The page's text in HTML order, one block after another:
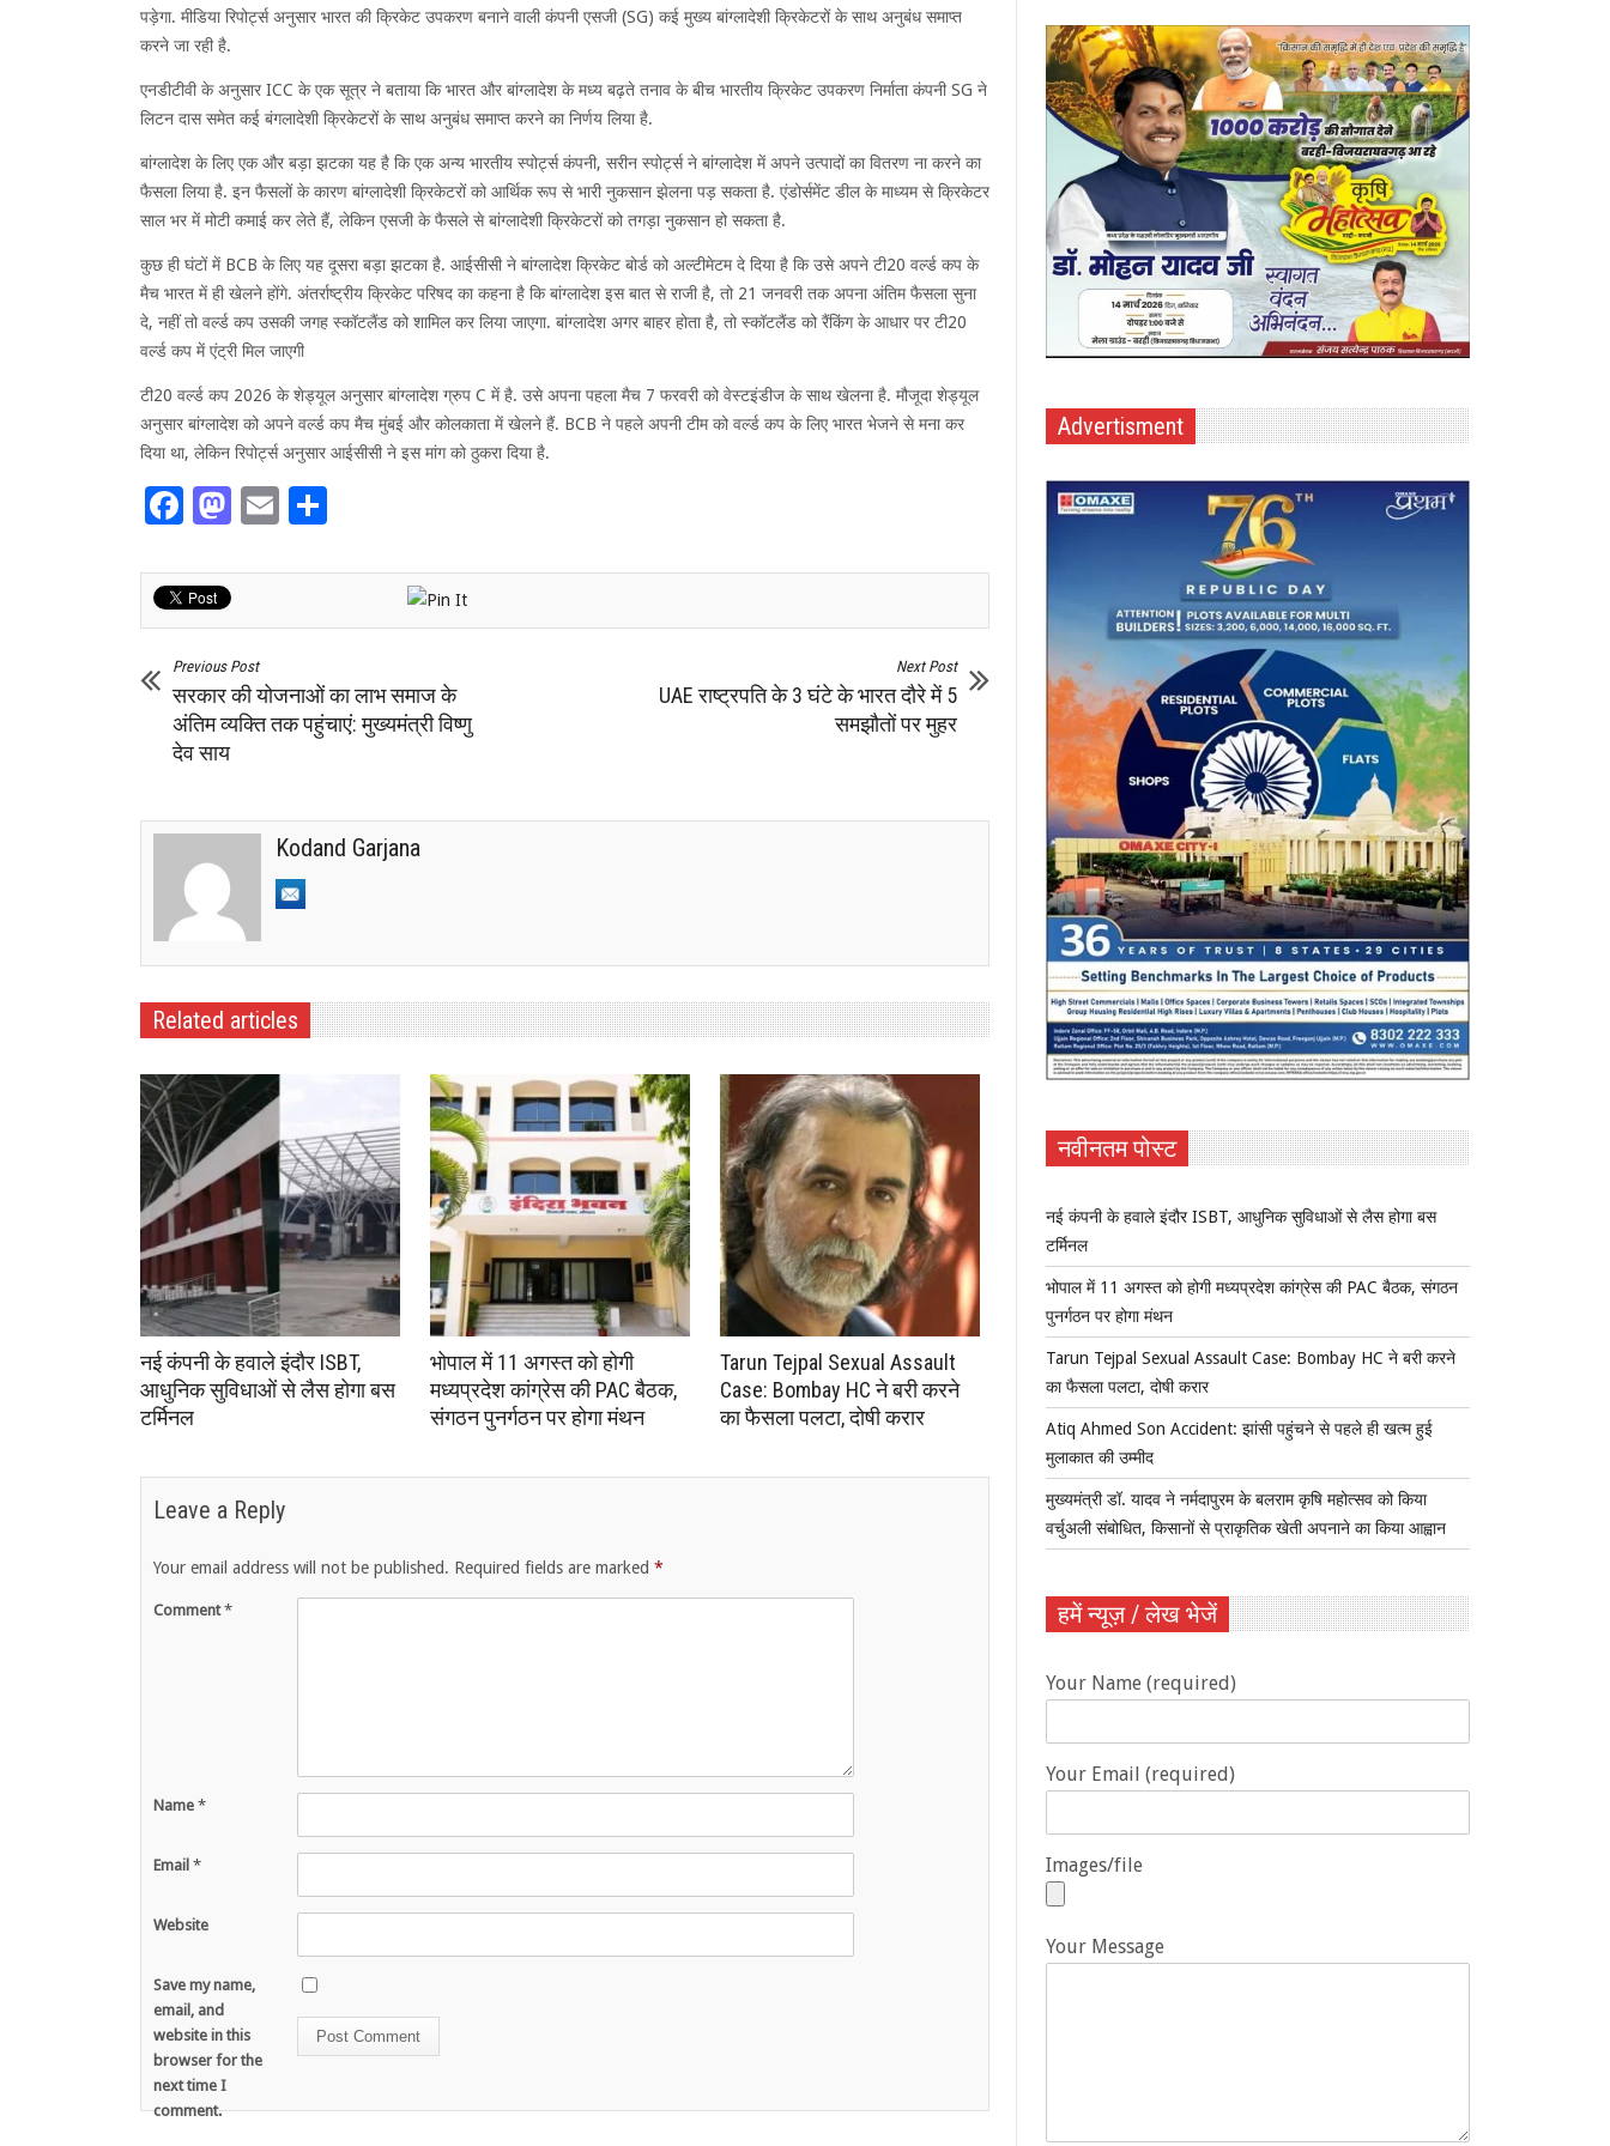
पड़ेगा. मीडिया रिपोर्ट्स अनुसार भारत की क्रिकेट उपकरण बनाने वाली कंपनी एसजी (SG) कई मुख्य बांग्लादेशी क्रिकेटरों के साथ अनुबंध समाप्त
करने जा रही है.
एनडीटीवी के अनुसार ICC के एक सूत्र ने बताया कि भारत और बांग्लादेश के मध्य बढ़ते तनाव के बीच भारतीय क्रिकेट उपकरण निर्माता कंपनी SG ने
लिटन दास समेत कई बंगलादेशी क्रिकेटरों के साथ अनुबंध समाप्त करने का निर्णय लिया है.
बांग्लादेश के लिए एक और बड़ा झटका यह है कि एक अन्य भारतीय स्पोर्ट्स कंपनी, सरीन स्पोर्ट्स ने बांग्लादेश में अपने उत्पादों का वितरण ना करने का
फैसला लिया है. इन फैसलों के कारण बांग्लादेशी क्रिकेटरों को आर्थिक रूप से भारी नुकसान झेलना पड़ सकता है. एंडोर्समेंट डील के माध्यम से क्रिकेटर
साल भर में मोटी कमाई कर लेते हैं, लेकिन एसजी के फैसले से बांग्लादेशी क्रिकेटरों को तगड़ा नुकसान हो सकता है.
कुछ ही घंटों में BCB के लिए यह दूसरा बड़ा झटका है. आईसीसी ने बांग्लादेश क्रिकेट बोर्ड को अल्टीमेटम दे दिया है कि उसे अपने टी20 वर्ल्ड कप के
मैच भारत में ही खेलने होंगे. अंतर्राष्ट्रीय क्रिकेट परिषद का कहना है कि बांग्लादेश इस बात से राजी है, तो 21 जनवरी तक अपना अंतिम फैसला सुना
दे, नहीं तो वर्ल्ड कप उसकी जगह स्कॉटलैंड को शामिल कर लिया जाएगा. बांग्लादेश अगर बाहर होता है, तो स्कॉटलैंड को रैंकिंग के आधार पर टी20
वर्ल्ड कप में एंट्री मिल जाएगी
टी20 वर्ल्ड कप 2026 के शेड्यूल अनुसार बांग्लादेश ग्रुप C में है. उसे अपना पहला मैच 7 फरवरी को वेस्टइंडीज के साथ खेलना है. मौजूदा शेड्यूल
अनुसार बांग्लादेश को अपने वर्ल्ड कप मैच मुंबई और कोलकाता में खेलने हैं. BCB ने पहले अपनी टीम को वर्ल्ड कप के लिए भारत भेजने से मना कर
दिया था, लेकिन रिपोर्ट्स अनुसार आईसीसी ने इस मांग को ठुकरा दिया है.
Facebook
Mastodon
Email
Previous Post
सरकार की योजनाओं का लाभ समाज के
अंतिम व्यक्ति तक पहुंचाएं: मुख्यमंत्री विष्णु
देव साय
Next Post
UAE राष्ट्रपति के 3 घंटे के भारत दौरे में 5
समझौतों पर मुहर
Kodand Garjana
Related articles
नई कंपनी के हवाले इंदौर ISBT,
आधुनिक सुविधाओं से लैस होगा बस
टर्मिनल
भोपाल में 11 अगस्त को होगी
मध्यप्रदेश कांग्रेस की PAC बैठक,
संगठन पुनर्गठन पर होगा मंथन
Tarun Tejpal Sexual Assault
Case: Bombay HC ने बरी करने
का फैसला पलटा, दोषी करार
Leave a Reply
Your email address will not be published. Required fields are marked *
Comment*
Name *
Email *
Website
Save my name,
email, and
website in this
browser for the
next time I
comment.
Advertisment
नवीनतम पोस्ट
नई कंपनी के हवाले इंदौर ISBT, आधुनिक सुविधाओं से लैस होगा बस
टर्मिनल
भोपाल में 11 अगस्त को होगी मध्यप्रदेश कांग्रेस की PAC बैठक, संगठन
पुनर्गठन पर होगा मंथन
Tarun Tejpal Sexual Assault Case: Bombay HC ने बरी करने
का फैसला पलटा, दोषी करार
Atiq Ahmed Son Accident: झांसी पहुंचने से पहले ही खत्म हुई
मुलाकात की उम्मीद
मुख्यमंत्री डॉ. यादव ने नर्मदापुरम के बलराम कृषि महोत्सव को किया
वर्चुअली संबोधित, किसानों से प्राकृतिक खेती अपनाने का किया आह्वान
हमें न्यूज़ / लेख भेजें
Your Name (required)
Your Email (required)
Images/file
Your Message